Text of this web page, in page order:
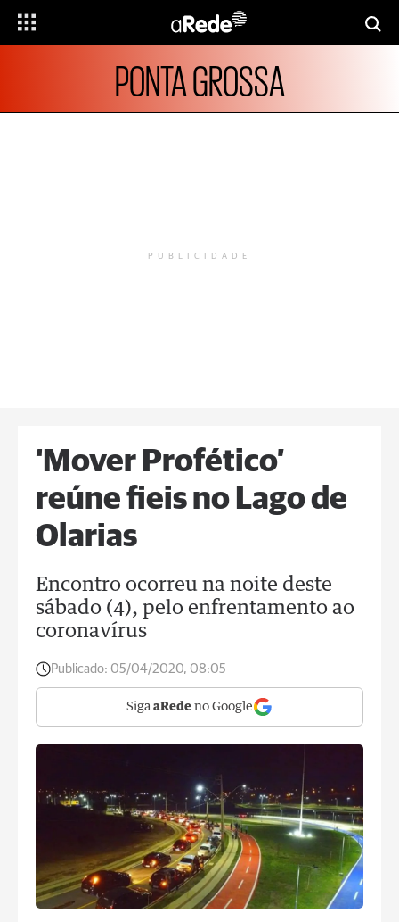
PONTA GROSSA
PUBLICIDADE
‘Mover Profético’
reúne fieis no Lago de
Olarias
Encontro ocorreu na noite deste
sábado (4), pelo enfrentamento ao
coronavírus
Publicado: 05/04/2020, 08:05
Siga aRede no Google